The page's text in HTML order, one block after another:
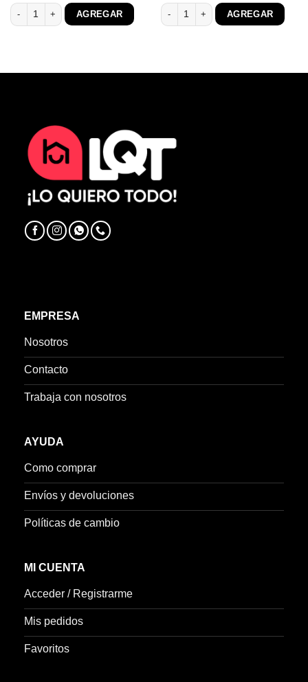
original
era:
$ 3.980.
actual
es:
$ 2.587.
Mueble Cocina Pileta De Acero Inoxidable De 1.20 Cocina P120 cantidad
AGREGAR
original
era:
$ 21.190.
actual
es:
$ 13.774.
Kit De Cocina 5 Puertas 3 Cajones
AGREGAR
Aw1 cantidad
EMPRESA
Nosotros
Contacto
Trabaja con nosotros
AYUDA
Como comprar
Envíos y devoluciones
Políticas de cambio
MI CUENTA
Acceder / Registrarme
Mis pedidos
Favoritos